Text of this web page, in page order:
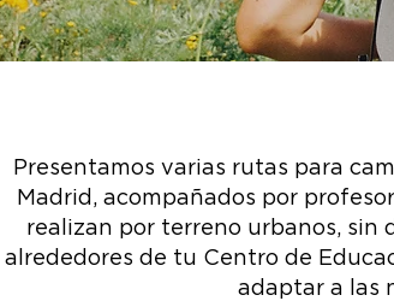
Presentamos varias rutas para
Madrid, acompañados por
realizan por terreno urbanos, sin
alrededores de tu Centro de
adaptar a las